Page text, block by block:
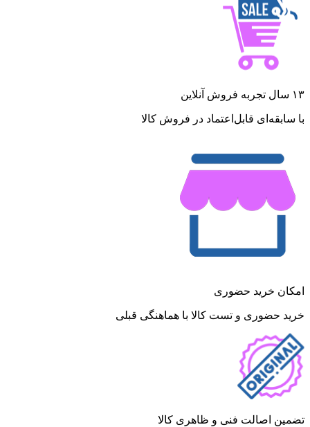
۱۳ سال تجربه فروش آنلاین
با سابقه‌ای قابل‌اعتماد در فروش کالا
امکان خرید حضوری
خرید حضوری و تست کالا با هماهنگی قبلی
تضمین اصالت فنی و ظاهری کالا